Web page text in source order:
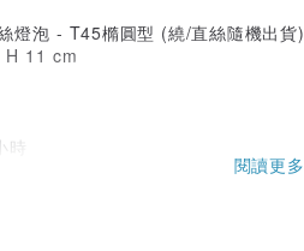
燈泡 - T45橢圓型 (繞/直絲隨機出貨)
H 11 cm